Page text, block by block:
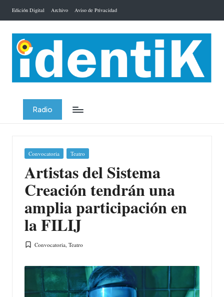
Saltar
contenido
Edición Digital Archivo Aviso de Privacidad
Radio
Publicada
Convocatoria Teatro
Artistas del Sistema
Creación tendrán una
amplia participación en
la FILIJ
Publicada
Convocatoria ,Teatro